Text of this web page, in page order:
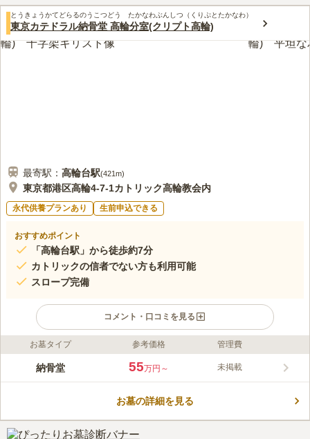
40代女性
最寄りバス停近くにスーパーがあり、お花やお供え物はそこで買
える。ろうそくは自宅から持っていく。近くにカレーパンの有名なパン屋
さんがある。
口コミの続きを読む
とうきょうかてどらるのうこつどう たかなわぶんしつ（くりぷとたかなわ）
東京カテドラル納骨堂 高輪分室(クリプト高輪)
最寄駅： 高輪台駅(421m)
東京都港区高輪4-7-1カトリック高輪教会内
永代供養プランあり 生前申込できる
おすすめポイント
「高輪台駅」から徒歩約7分
カトリックの信者でない方も利用可能
スロープ完備
コメント・口コミを見る
ライフドット編集部のコメント
「いつでもお祈りを捧げられる本格的な霊廟を」という願いのも
ない方でも利用することができます。 複数の路線から徒歩圏内
一つです。
口コミ評価
お墓タイプ 参考価格 管理費
納骨堂 55万円～ 未掲載
お墓の詳細を見る